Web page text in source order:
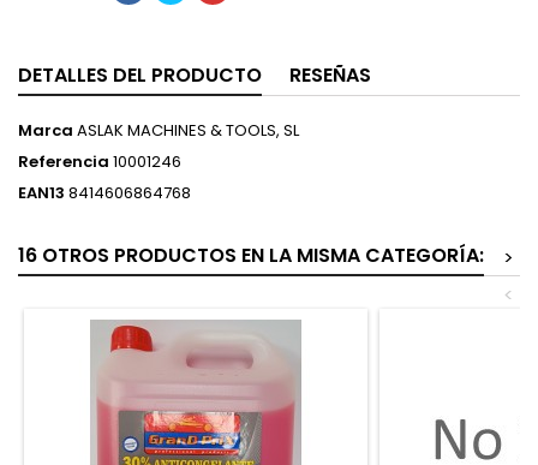
DETALLES DEL PRODUCTO RESEÑAS
Marca ASLAK MACHINES & TOOLS, SL
Referencia 10001246
EAN13 8414606864768
16 OTROS PRODUCTOS EN LA MISMA CATEGORÍA:
>
<